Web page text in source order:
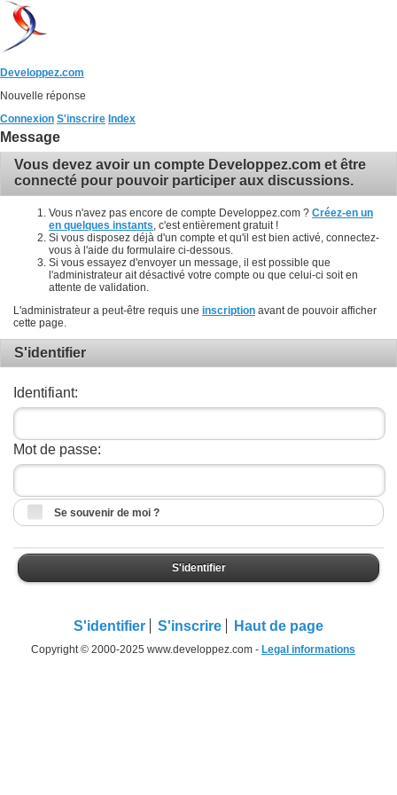
Developpez.com
Nouvelle réponse
Connexion S'inscrire Index
Message
Vous devez avoir un compte Developpez.com et être
connecté pour pouvoir participer aux discussions.
Vous n'avez pas encore de compte Developpez.com ? Créez-en un
en quelques instants , c'est entièrement gratuit !
Si vous disposez déjà d'un compte et qu'il est bien activé, connectez-
vous à l'aide du formulaire ci-dessous.
Si vous essayez d'envoyer un message, il est possible que
l'administrateur ait désactivé votre compte ou que celui-ci soit en
attente de validation.
L'administrateur a peut-être requis une inscription avant de pouvoir afficher
cette page.
S'identifier
Identifiant:
Mot de passe:
Se souvenir de moi ?
S'identifier
S'identifier S'inscrire Haut de page
Copyright © 2000-2025 www.developpez.com - Legal informations